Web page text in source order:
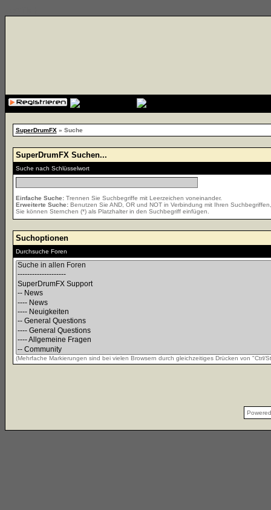
SuperDrumFX» Suche
SuperDrumFX Suchen...
Suche nach Schlüsselwort
Einfache Suche:Trennen Sie Suchbegriffe mit Leerzeichen voneinander.
Erweiterte Suche:Benutzen Sie AND, OR und NOT in Verbindung mit Ihren
Sie können Sternchen (*) als Platzhalter in den Suchbegriff einfügen.
Suchoptionen
Durchsuche Foren
(Mehrfache Markierungen sind bei vielen Browsern durch gleichzeitiges Drücken von "Ctrl/